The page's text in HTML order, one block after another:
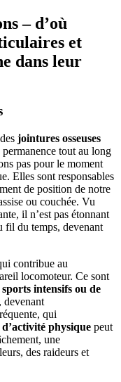
– d’où
et
dans leur
jointures osseuses
tout au long
pas pour le moment
Elles sont responsables
de position de notre
ou couchée. Vu
il n’est pas étonnant
fil du temps, devenant
contribue au
locomoteur. Ce sont
intensifs ou de
, devenant
qui
physique peut
une
des raideurs et